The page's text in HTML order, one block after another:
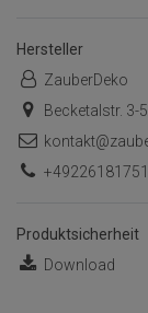
Hersteller
ZauberDeko
Becketalstr. 3-
Produktsicherheit
Download